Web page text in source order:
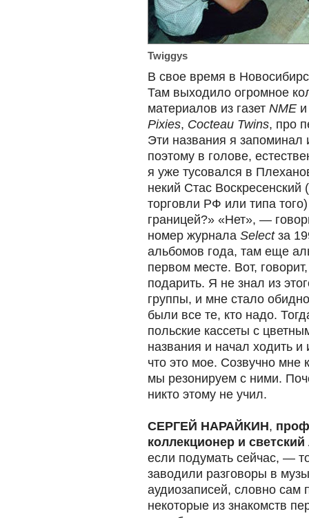
Twiggys
В свое время в
Там выходило огромное
материалов из газет NME
Pixies, Cocteau Twins, про
Эти названия я запоминал
поэтому в голове,
я уже тусовался в
некий Стас Воскресенский
торговли РФ или типа
границей?» «Нет», —
номер журнала Selectза
альбомов года, там еще
первом месте. Вот,
подарить. Я не знал из
группы, и мне стало
были все те, кто надо.
польские кассеты с
названия и начал ходить и
что это мое. Созвучно мне
мы резонируем с ними.
никто этому не учил.
СЕРГЕЙ НАРАЙКИН,
коллекционер и светский
если подумать сейчас, —
заводили разговоры в
аудиозаписей, словно сам
некоторые из знакомств